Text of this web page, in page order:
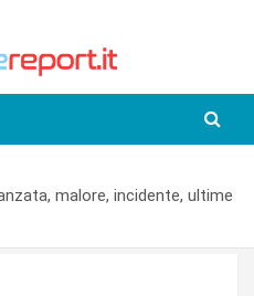
malore, incidente, ultime